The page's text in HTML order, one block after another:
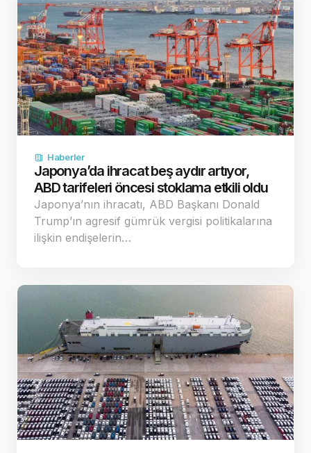
Haberler
Japonya’da ihracat beş aydır artıyor,
ABD tarifeleri öncesi stoklama etkili oldu
Japonya’nın ihracatı, ABD Başkanı Donald
Trump’ın agresif gümrük vergisi politikalarına
ilişkin endişelerin…